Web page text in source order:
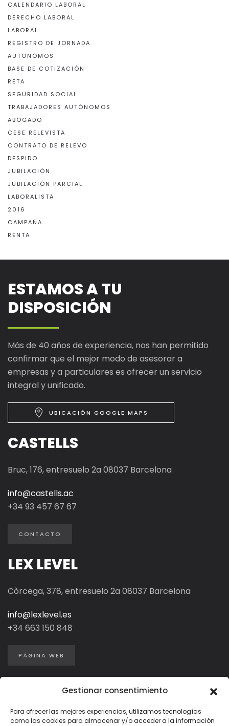
Gestionar consentimiento
Para ofrecer las mejores experiencias, utilizamos tecnologías
como las cookies para almacenar y/o acceder a la información
CALENDARIO LABORAL
DERECHO LABORAL
LABORAL
REGISTRO DE JORNADA
AUTONÓMOS
BASE DE COTIZACIÓN
RETA
SEGURIDAD SOCIAL
TRABAJADORES AUTÓNOMOS
ABOGADO
CESE RELEVISTA
CONTRATO DE RELEVO
DESPIDO
JUBILACIÓN
JUBILACIÓN PARCIAL
LABORALISTA
2016
CAMPAÑA
RENTA
ESTAMOS A TU
DISPOSICIÓN
Más de 40 años de experiencia, nos han permitido
confirmar que el mejor modo de asesorar a
empresas y a particulares es ofrecer un servicio
integral y unificado.
UBICACIÓN GOOGLE MAPS
CASTELLS
Bruc, 176, entresuelo 2a 08037 Barcelona
info@castells.ac
+34 93 457 67 67
CONTACTO
LEX LEVEL
Còrcega, 378, entresuelo 2a 08037 Barcelona
info@lexlevel.es
+34 663 150 848
PÁGINA WEB